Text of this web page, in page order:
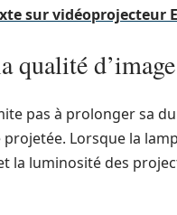
sur vidéoprojecteur
qualité d’image
pas à prolonger sa
Lorsque la
la luminosité des